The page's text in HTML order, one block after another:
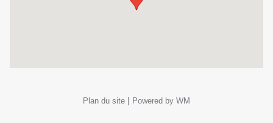
Plan du site | Powered by WM